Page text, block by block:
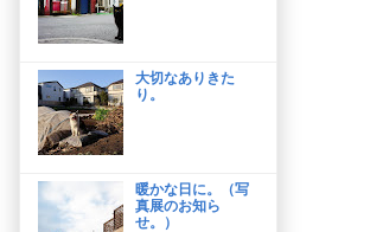
大切なありきた
り。
暖かな日に。（写
真展のお知ら
せ。）